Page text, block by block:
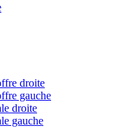
droite
gauche
droite
gauche